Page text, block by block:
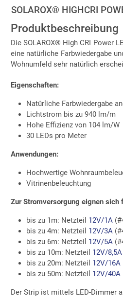
SOLAROX® HIGHCRI
Produktbeschreibung
Die SOLAROX® High CRI Power
eine natürliche Farbwiedergabe
Wohnumfeld sehr natürlich
Eigenschaften:
Natürliche Farbwiedergabe
Lichtstrom bis zu 940 lm/m
Hohe Effizienz von 104 lm/W
30 LEDs pro Meter
Anwendungen:
Hochwertige
Vitrinenbeleuchtung
Zur Stromversorgung eignen sich
bis zu 1m: Netzteil 12V/1A
bis zu 4m: Netzteil 12V/3A
bis zu 6m: Netzteil 12V/5A
bis zu 10m: Netzteil 12V/8,5A
bis zu 20m: Netzteil 12V/16A
bis zu 50m: Netzteil 12V/40A
Der Strip ist mittels LED-Dimmer